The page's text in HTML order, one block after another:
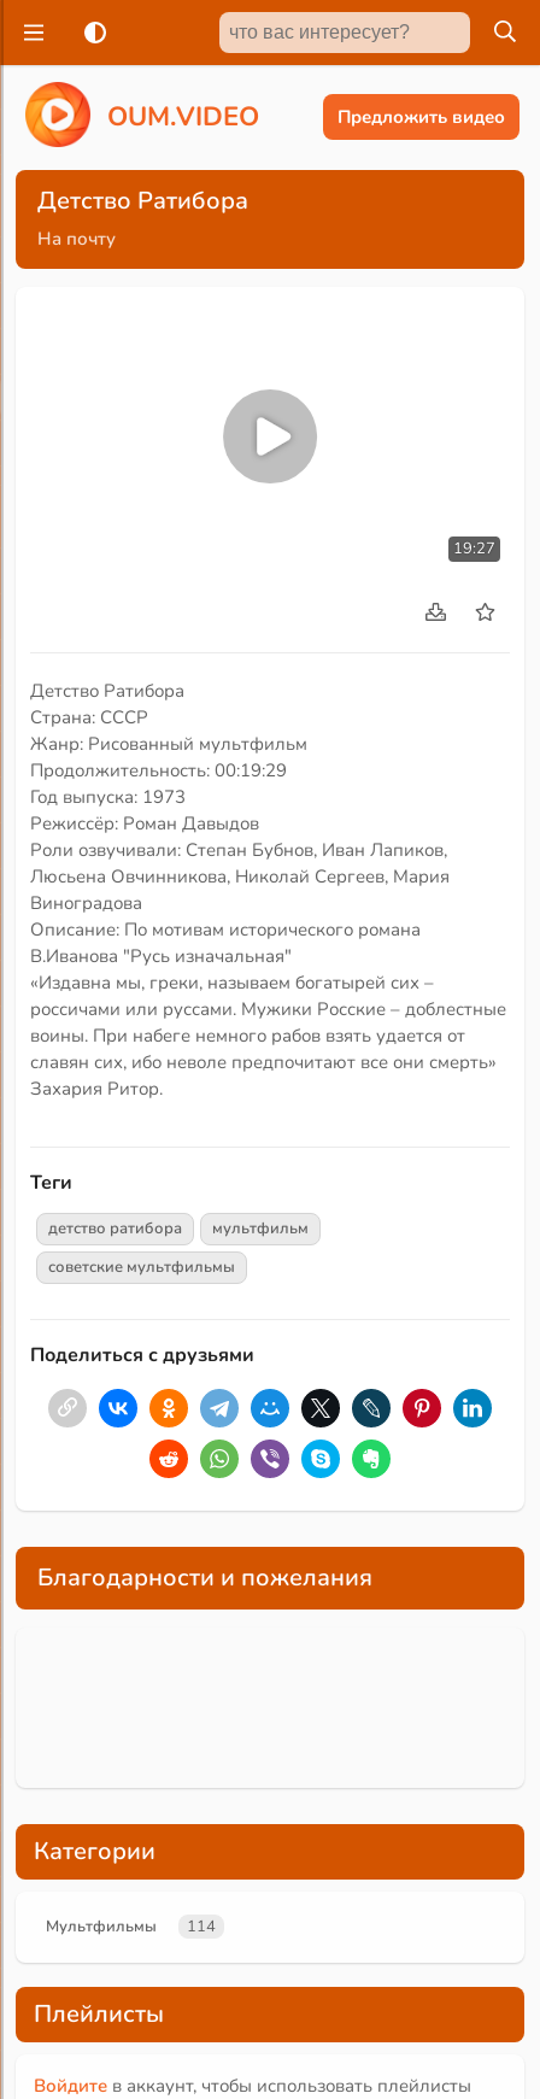
OUM.VIDEO Предложить видео
Детство Ратибора
На почту
19:27
Детство Ратибора
Страна: СССР
Жанр: Рисованный мультфильм
Продолжительность: 00:19:29
Год выпуска: 1973
Режиссёр: Роман Давыдов
Роли озвучивали: Степан Бубнов, Иван Лапиков,
Люсьена Овчинникова, Николай Сергеев, Мария
Виноградова
Описание: По мотивам исторического романа
В.Иванова "Русь изначальная"
«Издавна мы, греки, называем богатырей сих –
россичами или руссами. Мужики Росские – доблестные
воины. При набеге немного рабов взять удается от
славян сих, ибо неволе предпочитают все они смерть»
Захария Ритор.
Теги
детство ратибора
мультфильм
советские мультфильмы
Поделиться с друзьями
Благодарности и пожелания
Категории
Мультфильмы 114
Плейлисты
Войдите в аккаунт, чтобы использовать плейлисты